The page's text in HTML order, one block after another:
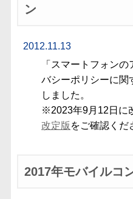
ン
2012.11.13
「スマートフォン
バシーポリシーに関
しました。
※2023年9月12日に
改定版 をご確認くだ
2017年モバイルコ